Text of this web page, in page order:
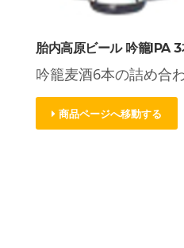
胎内高原ビール 吟籠IPA
吟籠麦酒6本の詰め合
商品ページへ移動する